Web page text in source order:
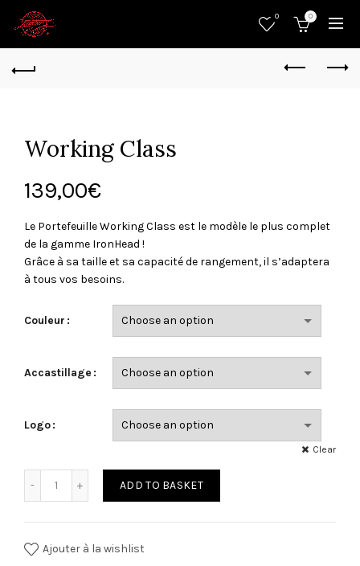
0 0
Working Class
139,00€
Le Portefeuille Working Class est le modèle le plus complet
de la gamme IronHead !
Grâce à sa taille et sa capacité de rangement, il s’adaptera
à tous vos besoins.
Couleur
Accastillage
Logo
Clear
ADD TO BASKET
Ajouter à la wishlist